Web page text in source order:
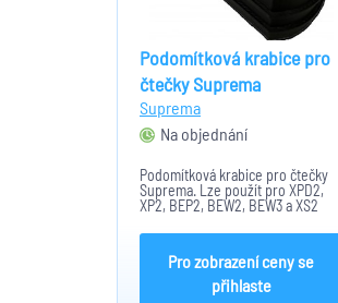
Podomítková krabice pro
čtečky Suprema
Suprema
Na objednání
Podomítková krabice pro čtečky
Suprema. Lze použít pro XPD2,
XP2, BEP2, BEW2, BEW3 a XS2
Pro zobrazení ceny se
přihlaste